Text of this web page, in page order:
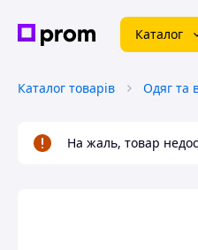
Каталог
Каталог товарів Одяг та
На жаль, товар